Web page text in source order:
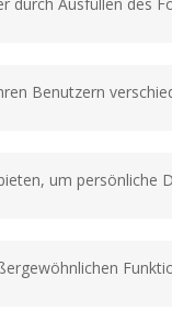
Benutzern
um persönliche